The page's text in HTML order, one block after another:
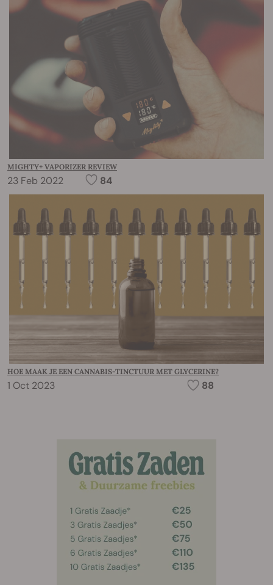
MIGHTY+ VAPORIZER REVIEW
23 Feb 2022 84
HOE MAAK JE EEN CANNABIS-TINCTUUR MET GLYCERINE?
1 Oct 2023 88